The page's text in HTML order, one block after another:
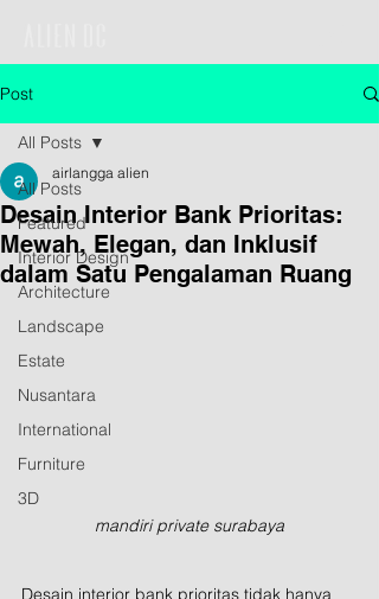
Post
All Posts
Featured
Interior Design
Architecture
Landscape
Estate
Nusantara
International
Furniture
3D
All Posts
Desain Interior Bank Prioritas:
Mewah, Elegan, dan Inklusif
dalam Satu Pengalaman Ruang
airlangga alien
mandiri private surabaya
Desain interior bank prioritas tidak hanya